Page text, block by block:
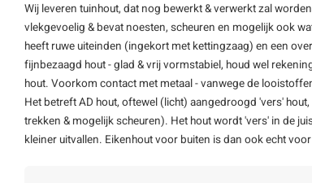
Wij leveren tuinhout, dat nog bewerkt & verwerkt zal
vlekgevoelig & bevat noesten, scheuren en mogelijk ook
heeft ruwe uiteinden (ingekort met kettingzaag) en een
fijnbezaagd hout - glad & vrij vormstabiel, houd wel
hout. Voorkom contact met metaal - vanwege de
Het betreft AD hout, oftewel (licht) aangedroogd 'vers'
trekken & mogelijk scheuren). Het hout wordt 'vers' in de
kleiner uitvallen. Eikenhout voor buiten is dan ook echt